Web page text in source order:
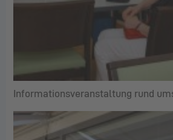
Informationsveranstaltung rund